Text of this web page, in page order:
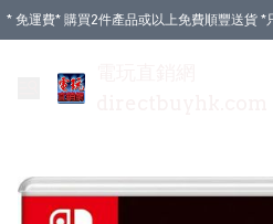
* 免運費* 購買2件產品或以上免費順豐送貨 *